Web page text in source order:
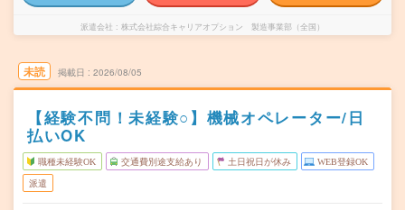
派遣会社 株式会社綜合キャリアオプション 製造事業部（全国）
未読 掲載日 2026/08/05
【経験不問！未経験○】機械オペレーター/日
払いOK
職種未経験OK 交通費別途支給あり 土日祝日が休み WEB登録OK
派遣